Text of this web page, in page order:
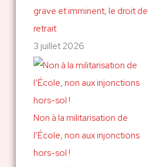
grave et imminent, le droit de
retrait
3 juillet 2026
Non à la militarisation de
l’École, non aux injonctions
hors-sol !